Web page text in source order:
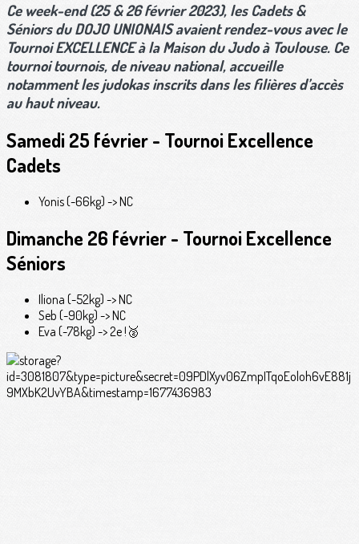
Ce week-end (25 & 26 février 2023), lesCadets &
Séniors du DOJO UNIONAISavaient rendez-vous avec le
Tournoi EXCELLENCEà la Maison du Judo à Toulouse. Ce
tournoi tournois, de niveau national, accueille
notamment les judokas inscrits dans les filières d’accès
au haut niveau.
Samedi 25 février - Tournoi Excellence
Cadets
Yonis (-66kg) -> NC
Dimanche 26 février - Tournoi Excellence
Séniors
Iliona (-52kg) -> NC
Seb (-90kg) -> NC
Eva (-78kg) -> 2e !🥈